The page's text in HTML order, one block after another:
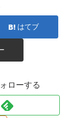
はてブ
ローする